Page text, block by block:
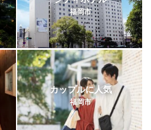
福岡市
カップルに人気
福岡市